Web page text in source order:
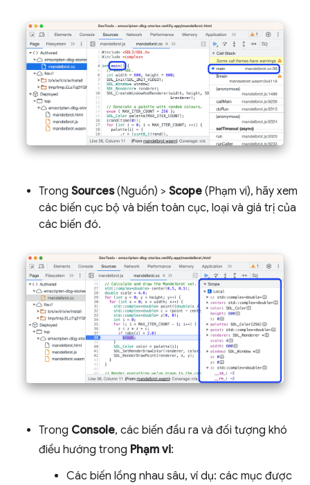
Trong Sources(Nguồn) > Scope (Phạm vi), hãy xem
các biến cục bộ và biến toàn cục, loại và giá trị của
các biến đó.
Trong Console, các biến đầu ra và đối tượng khó
điều hướng trong Phạm vi:
Các biến lồng nhau sâu, ví dụ: các mục được